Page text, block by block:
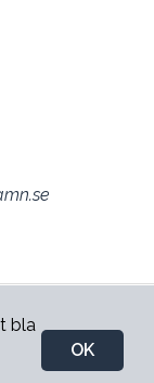
bla
OK
administreras